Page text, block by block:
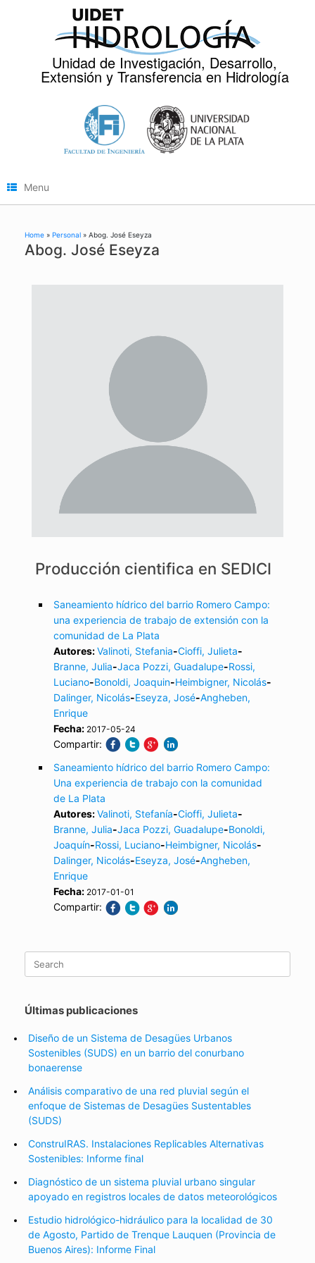
Unidad de Investigación, Desarrollo,
Extensión y Transferencia en Hidrología
Menu
Home » Personal » Abog. José Eseyza
Abog. José Eseyza
Producción cientifica en SEDICI
Saneamiento hídrico del barrio Romero Campo:
una experiencia de trabajo de extensión con la
comunidad de La Plata
Autores:Valinoti, Stefania-Cioffi, Julieta-
Branne, Julia-Jaca Pozzi, Guadalupe-Rossi,
Luciano-Bonoldi, Joaquin-Heimbigner, Nicolás-
Dalinger, Nicolás-Eseyza, José-Angheben,
Enrique
Fecha: 2017-05-24
Compartir:
Saneamiento hídrico del barrio Romero Campo:
Una experiencia de trabajo con la comunidad
de La Plata
Autores:Valinoti, Stefanía-Cioffi, Julieta-
Branne, Julia-Jaca Pozzi, Guadalupe-Bonoldi,
Joaquín-Rossi, Luciano-Heimbigner, Nicolás-
Dalinger, Nicolás-Eseyza, José-Angheben,
Enrique
Fecha: 2017-01-01
Compartir:
for:
Últimas publicaciones
Diseño de un Sistema de Desagües Urbanos
Sostenibles (SUDS) en un barrio del conurbano
bonaerense
Análisis comparativo de una red pluvial según el
enfoque de Sistemas de Desagües Sustentables
(SUDS)
ConstruIRAS. Instalaciones Replicables Alternativas
Sostenibles: Informe final
Diagnóstico de un sistema pluvial urbano singular
apoyado en registros locales de datos meteorológicos
Estudio hidrológico-hidráulico para la localidad de 30
de Agosto, Partido de Trenque Lauquen (Provincia de
Buenos Aires): Informe Final